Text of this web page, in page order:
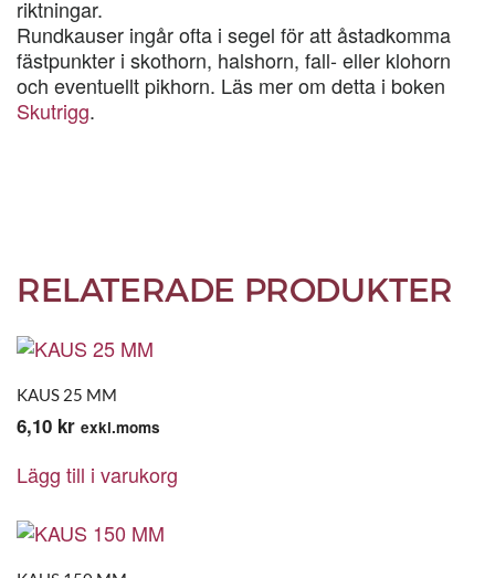
riktningar.
Rundkauser ingår ofta i segel för att åstadkomma
fästpunkter i skothorn, halshorn, fall- eller klohorn
och eventuellt pikhorn. Läs mer om detta i boken
Skutrigg.
RELATERADE PRODUKTER
KAUS 25 MM
6,10 kr exkl.moms
Lägg till i varukorg